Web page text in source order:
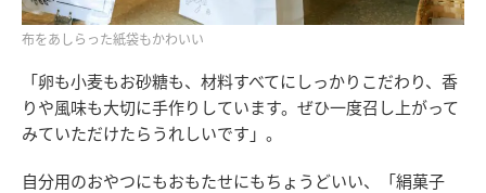
布をあしらった紙袋もかわいい
「卵も小麦もお砂糖も、材料すべてにしっかりこだわり、香
りや風味も大切に手作りしています。ぜひ一度召し上がって
みていただけたらうれしいです」。
自分用のおやつにもおもたせにもちょうどいい、「絹菓子